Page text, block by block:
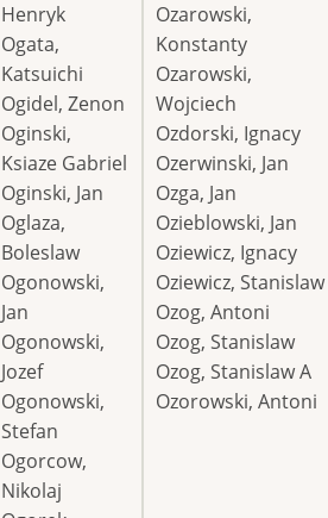
Henryk
Ogata,
Katsuichi
Ogidel, Zenon
Oginski,
Ksiaze Gabriel
Oginski, Jan
Oglaza,
Boleslaw
Ogonowski,
Jan
Ogonowski,
Jozef
Ogonowski,
Stefan
Ogorcow,
Nikolaj
Ozarowski,
Konstanty
Ozarowski,
Wojciech
Ozdorski, Ignacy
Ozerwinski, Jan
Ozga, Jan
Ozieblowski, Jan
Oziewicz, Ignacy
Oziewicz, Stanislaw
Ozog, Antoni
Ozog, Stanislaw
Ozog, Stanislaw A
Ozorowski, Antoni